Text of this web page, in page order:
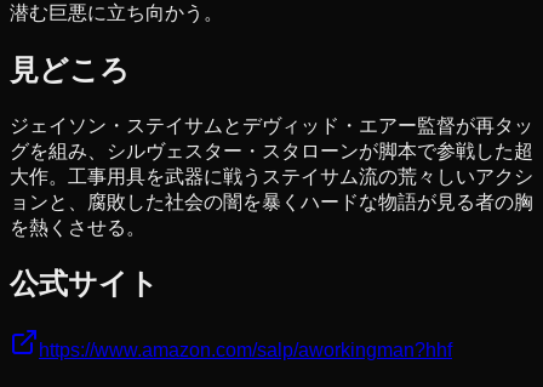
潜む巨悪に立ち向かう。
見どころ
ジェイソン・ステイサムとデヴィッド・エアー監督が再タッ
グを組み、シルヴェスター・スタローンが脚本で参戦した超
大作。工事用具を武器に戦うステイサム流の荒々しいアクシ
ョンと、腐敗した社会の闇を暴くハードな物語が見る者の胸
を熱くさせる。
公式サイト
https://www.amazon.com/salp/aworkingman?hhf